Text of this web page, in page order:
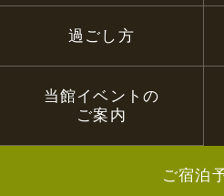
過ごし方
当館イベントの
ご案内
ご宿泊